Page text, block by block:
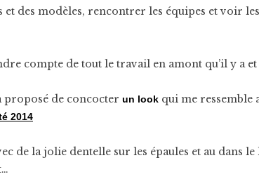
et des modèles, rencontrer les équipes et voir
compte de tout le travail en amont qu’il y a et
proposé de concocter un look qui me ressemble
2014
de la jolie dentelle sur les épaules et au dans